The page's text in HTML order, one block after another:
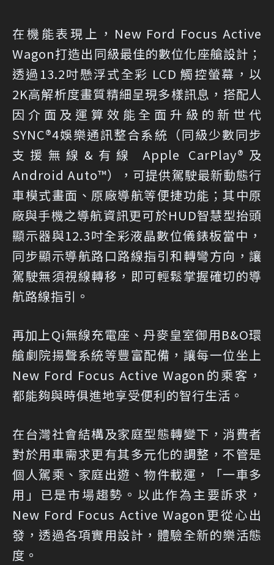
在機能表現上，New Ford Focus Active
Wagon打造出同級最佳的數位化座艙設計；
透過13.2吋懸浮式全彩 LCD 觸控螢幕，以
2K高解析度畫質精細呈現多樣訊息，搭配人
因介面及運算效能全面升級的新世代
SYNC®4娛樂通訊整合系統（同級少數同步
支援無線&有線 Apple CarPlay®及
Android Auto™），可提供駕駛最新動態行
車模式畫面、原廠導航等便捷功能；其中原
廠與手機之導航資訊更可於HUD智慧型抬頭
顯示器與12.3吋全彩液晶數位儀錶板當中，
同步顯示導航路口路線指引和轉彎方向，讓
駕駛無須視線轉移，即可輕鬆掌握確切的導
航路線指引。
再加上Qi無線充電座、丹麥皇室御用B&O環
艙劇院揚聲系統等豐富配備，讓每一位坐上
New Ford Focus Active Wagon的乘客，
都能夠與時俱進地享受便利的智行生活。
​在台灣社會結構及家庭型態轉變下，消費者
對於用車需求更有其多元化的調整，不管是
個人駕乘、家庭出遊、物件載運，「一車多
用」已是市場趨勢。以此作為主要訴求，
New Ford Focus Active Wagon更從心出
發，透過各項實用設計，體驗全新的樂活態
度。